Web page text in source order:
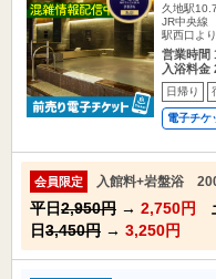
久地駅
JR中央線
駅西口よ
営業時間
入浴料金
日帰り
電子チケ
会員限定 入館料+岩盤浴
平日2,950円 → 2,750円
日3,450円 → 3,250円